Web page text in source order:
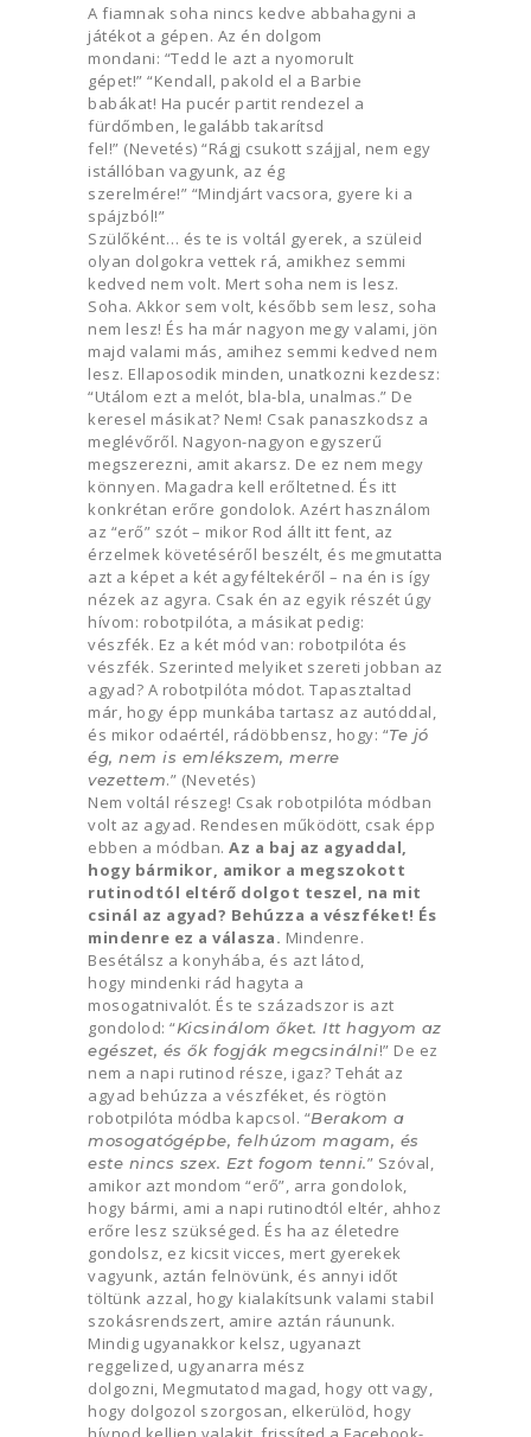
A fiamnak soha nincs kedve abbahagyni a
játékot a gépen. Az én dolgom
mondani: “Tedd le azt a nyomorult
gépet!” “Kendall, pakold el a Barbie
babákat! Ha pucér partit rendezel a
fürdőmben, legalább takarítsd
fel!” (Nevetés) “Rágj csukott szájjal, nem egy
istállóban vagyunk, az ég
szerelmére!” “Mindjárt vacsora, gyere ki a
spájzból!”
Szülőként… és te is voltál gyerek, a szüleid
olyan dolgokra vettek rá, amikhez semmi
kedved nem volt. Mert soha nem is lesz.
Soha. Akkor sem volt, később sem lesz, soha
nem lesz! És ha már nagyon megy valami, jön
majd valami más, amihez semmi kedved nem
lesz. Ellaposodik minden, unatkozni kezdesz:
“Utálom ezt a melót, bla-bla, unalmas.” De
keresel másikat? Nem! Csak panaszkodsz a
meglévőről. Nagyon-nagyon egyszerű
megszerezni, amit akarsz. De ez nem megy
könnyen. Magadra kell erőltetned. És itt
konkrétan erőre gondolok. Azért használom
az “erő” szót – mikor Rod állt itt fent, az
érzelmek követéséről beszélt, és megmutatta
azt a képet a két agyféltekéről – na én is így
nézek az agyra. Csak én az egyik részét úgy
hívom: robotpilóta, a másikat pedig:
vészfék. Ez a két mód van: robotpilóta és
vészfék. Szerinted melyiket szereti jobban az
agyad? A robotpilóta módot. Tapasztaltad
már, hogy épp munkába tartasz az autóddal,
és mikor odaértél, rádöbbensz, hogy: “Te jó
ég, nem is emlékszem, merre
vezettem.” (Nevetés)
Nem voltál részeg! Csak robotpilóta módban
volt az agyad. Rendesen működött, csak épp
ebben a módban. Az a baj az agyaddal,
hogy bármikor, amikor a megszokott
rutinodtól eltérő dolgot teszel, na mit
csinál az agyad? Behúzza a vészféket! És
mindenre ez a válasza. Mindenre.
Besétálsz a konyhába, és azt látod,
hogy mindenki rád hagyta a
mosogatnivalót. És te századszor is azt
gondolod: “Kicsinálom őket. Itt hagyom az
egészet, és ők fogják megcsinálni!” De ez
nem a napi rutinod része, igaz? Tehát az
agyad behúzza a vészféket, és rögtön
robotpilóta módba kapcsol. “Berakom a
mosogatógépbe, felhúzom magam, és
este nincs szex. Ezt fogom tenni.” Szóval,
amikor azt mondom “erő”, arra gondolok,
hogy bármi, ami a napi rutinodtól eltér, ahhoz
erőre lesz szükséged. És ha az életedre
gondolsz, ez kicsit vicces, mert gyerekek
vagyunk, aztán felnövünk, és annyi időt
töltünk azzal, hogy kialakítsunk valami stabil
szokásrendszert, amire aztán ráununk.
Mindig ugyanakkor kelsz, ugyanazt
reggelized, ugyanarra mész
dolgozni, Megmutatod magad, hogy ott vagy,
hogy dolgozol szorgosan, elkerülöd, hogy